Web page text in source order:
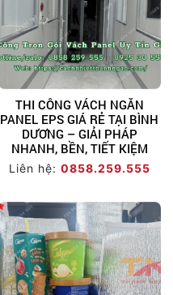
THI CÔNG VÁCH NGĂN
PANEL EPS GIÁ RẺ TẠI BÌNH
DƯƠNG – GIẢI PHÁP
NHANH, BỀN, TIẾT KIỆM
Liên hệ: 0858.259.555